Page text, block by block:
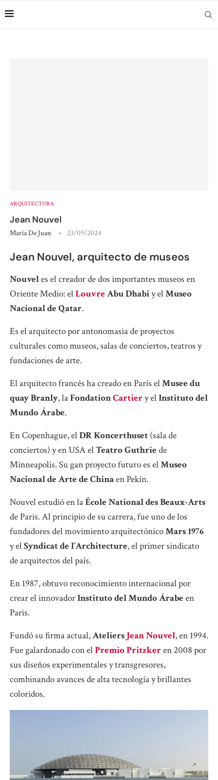
ARQUITECTURA
Jean Nouvel
María De Juan 23/09/2024
Jean Nouvel, arquitecto de museos
Nouveles el creador de dos importantes museos en
Oriente Medio: elLouvre Abu Dhabiy elMuseo
Nacional de Qatar.
Es el arquitecto por antonomasia de proyectos
culturales como museos, salas de conciertos, teatros y
fundaciones de arte.
El arquitecto francés ha creado en París elMusee du
quay Branly, laFondationCartier y elInstituto del
Mundo Árabe.
En Copenhague, elDR Koncerthuset (sala de
conciertos) y en USA elTeatro Guthrie de
Minneapolis. Su gan proyecto futuro es elMuseo
Nacional de Arte de Chinaen Pekín.
Nouvel estudió en laÉcole National des Beaux-Arts
de Paris. Al principio de su carrera, fue uno de los
fundadores del movimiento arquitectónicoMars 1976
y elSyndicat de l’Architecture, el primer sindicato
de arquitectos del país.
En 1987, obtuvo reconocimiento internacional por
crear el innovadorInstituto del Mundo Árabe en
Paris.
Fundó su firma actual,AteliersJean Nouvel, en 1994.
Fue galardonado con elPremio Pritzker en 2008 por
sus diseños experimentales y transgresores,
combinando avances de alta tecnología y brillantes
coloridos.